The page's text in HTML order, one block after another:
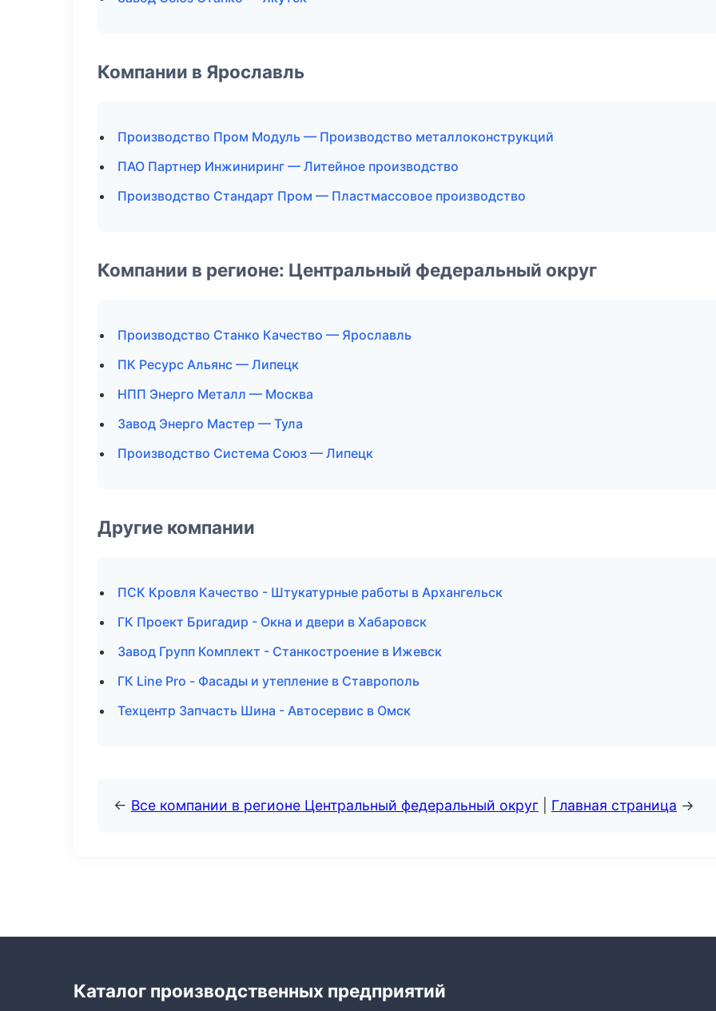
Компании в Ярославль
Производство Пром Модуль — Производство металлоконструкций
ПАО Партнер Инжиниринг — Литейное производство
Производство Стандарт Пром — Пластмассовое производство
Компании в регионе: Центральный федеральный округ
Производство Станко Качество — Ярославль
ПК Ресурс Альянс — Липецк
НПП Энерго Металл — Москва
Завод Энерго Мастер — Тула
Производство Система Союз — Липецк
Другие компании
ПСК Кровля Качество - Штукатурные работы в Архангельск
ГК Проект Бригадир - Окна и двери в Хабаровск
Завод Групп Комплект - Станкостроение в Ижевск
ГК Line Pro - Фасады и утепление в Ставрополь
Техцентр Запчасть Шина - Автосервис в Омск
← Все компании в регионе Центральный федеральный округ Главная страница →
Каталог производственных предприятий